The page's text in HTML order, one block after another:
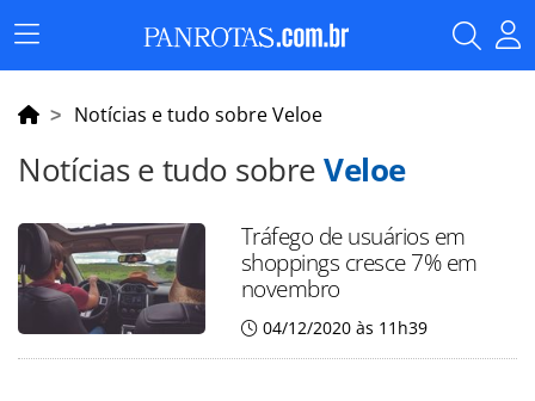
Menu
Principal
Notícias e tudo sobre Veloe
Notícias e tudo sobreVeloe
Tráfego de usuários em
shoppings cresce 7% em
novembro
04/12/2020 às 11h39